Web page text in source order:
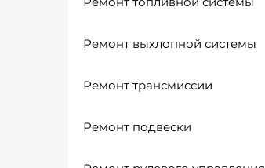
Ремонт выхлопной системы
Ремонт трансмиссии
Ремонт подвески